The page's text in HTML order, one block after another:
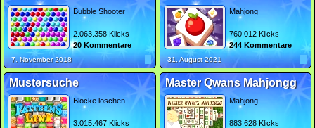
Bubble Shooter
2.063.358 Klicks
20 Kommentare
7. November 2018
Mahjong
760.012 Klicks
244 Kommentare
31. August 2021
Mustersuche
Blöcke löschen
3.015.467 Klicks
Master Qwans Mahjongg
Mahjong
883.628 Klicks